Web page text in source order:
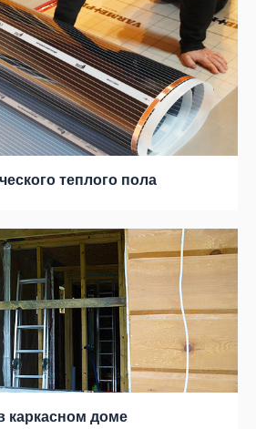
теплого пола
каркасном доме